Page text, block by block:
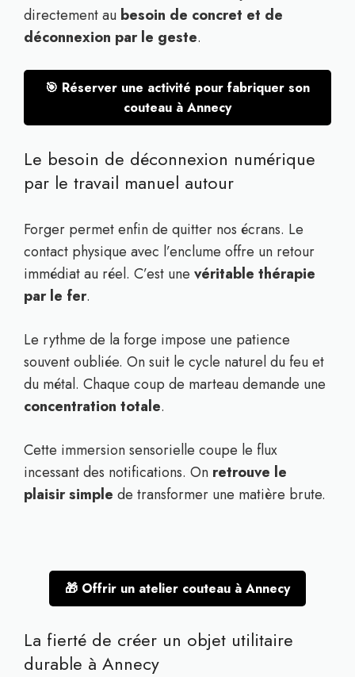
directement au besoin de concret et de
déconnexion par le geste.
🎯 Réserver une activité pour fabriquer son
couteau à Annecy
Le besoin de déconnexion numérique
par le travail manuel autour
Forger permet enfin de quitter nos écrans. Le
contact physique avec l’enclume offre un retour
immédiat au réel. C’est une véritable thérapie
par le fer.
Le rythme de la forge impose une patience
souvent oubliée. On suit le cycle naturel du feu et
du métal. Chaque coup de marteau demande une
concentration totale.
Cette immersion sensorielle coupe le flux
incessant des notifications. On retrouve le
plaisir simple de transformer une matière brute.
🎁 Offrir un atelier couteau à Annecy
La fierté de créer un objet utilitaire
durable à Annecy